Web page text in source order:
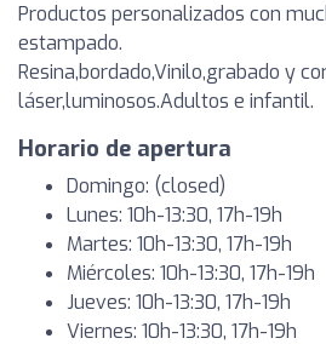
Productos personalizados con
estampado.
Resina,bordado,Vinilo,grabado y
láser,luminosos.Adultos e infantil.
Horario de apertura
Domingo: (closed)
Lunes: 10h-13:30, 17h-19h
Martes: 10h-13:30, 17h-19h
Miércoles: 10h-13:30, 17h-19h
Jueves: 10h-13:30, 17h-19h
Viernes: 10h-13:30, 17h-19h